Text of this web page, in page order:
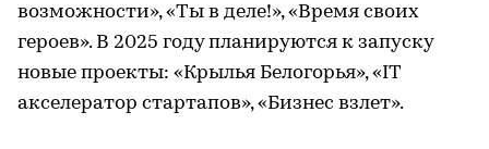
возможности», «Ты в деле!», «Время своих
героев». В 2025 году планируются к запуску
новые проекты: «Крылья Белогорья», «IT
акселератор стартапов», «Бизнес взлет».